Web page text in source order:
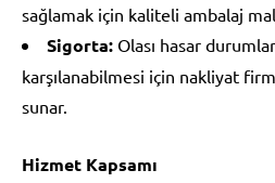
sağlamak için kaliteli ambalaj
Sigorta: Olası hasar
karşılanabilmesi için nakliyat
sunar.
Hizmet Kapsamı